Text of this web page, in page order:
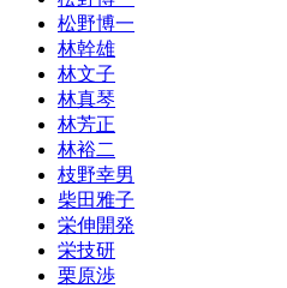
松野博一
林幹雄
林文子
林真琴
林芳正
林裕二
枝野幸男
柴田雅子
栄伸開発
栄技研
栗原渉